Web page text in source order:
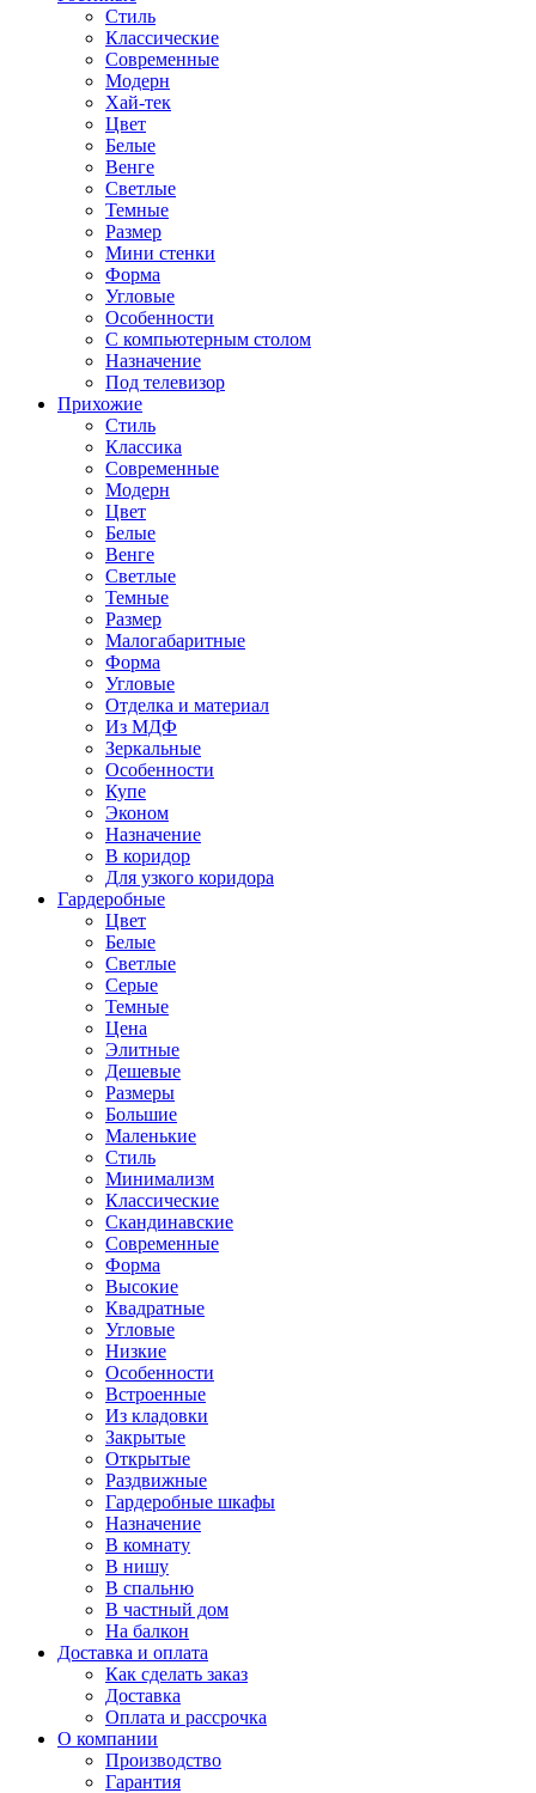
Стиль
Классические
Современные
Модерн
Хай-тек
Цвет
Белые
Венге
Светлые
Темные
Размер
Мини стенки
Форма
Угловые
Особенности
С компьютерным столом
Назначение
Под телевизор
Прихожие
Стиль
Классика
Современные
Модерн
Цвет
Белые
Венге
Светлые
Темные
Размер
Малогабаритные
Форма
Угловые
Отделка и материал
Из МДФ
Зеркальные
Особенности
Купе
Эконом
Назначение
В коридор
Для узкого коридора
Гардеробные
Цвет
Белые
Светлые
Серые
Темные
Цена
Элитные
Дешевые
Размеры
Большие
Маленькие
Стиль
Минимализм
Классические
Скандинавские
Современные
Форма
Высокие
Квадратные
Угловые
Низкие
Особенности
Встроенные
Из кладовки
Закрытые
Открытые
Раздвижные
Гардеробные шкафы
Назначение
В комнату
В нишу
В спальню
В частный дом
На балкон
Доставка и оплата
Как сделать заказ
Доставка
Оплата и рассрочка
О компании
Производство
Гарантия